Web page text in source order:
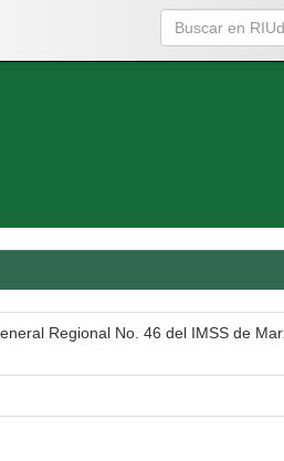
Regional No. 46 del IMSS de